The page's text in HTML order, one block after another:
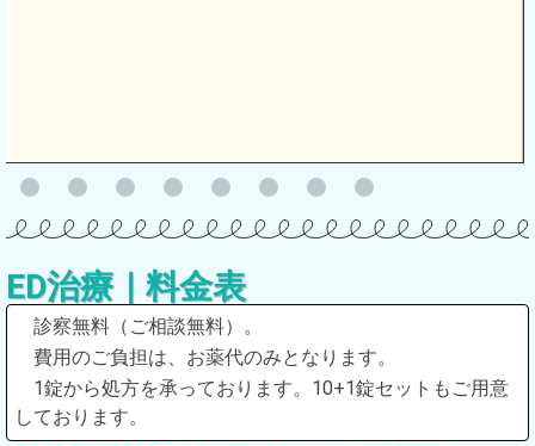
ED治療｜料金表
診察無料（ご相談無料）。
費用のご負担は、お薬代のみとなります。
1錠から処方を承っております。10+1錠セットもご用意
しております。